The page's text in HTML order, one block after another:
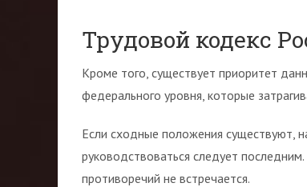
Трудовой кодекс
Кроме того, существует приоритет
федерального уровня, которые
Если сходные положения существуют,
руководствоваться следует
противоречий не встречается.